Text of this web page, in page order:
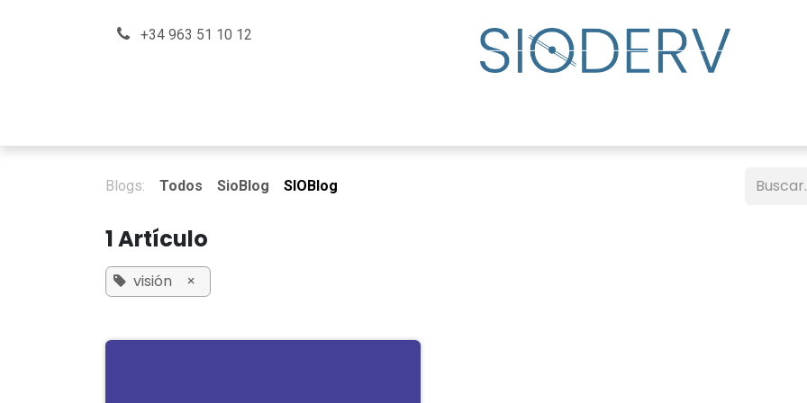
+34 963 51 10 12
Blogs: Todos SioBlog SIOBlog
1 Artículo
visión ×